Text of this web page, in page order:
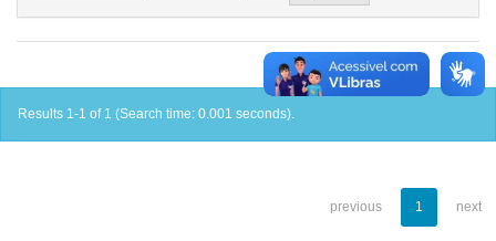
Results 1-1 of 1 (Search time: 0.001 seconds).
previous 1 next